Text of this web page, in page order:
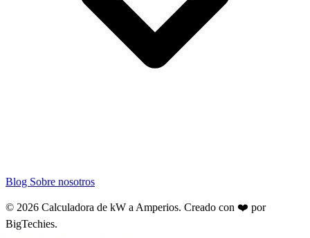
Blog Sobre nosotros
© 2026 Calculadora de kW a Amperios. Creado con ❤️ por
BigTechies.